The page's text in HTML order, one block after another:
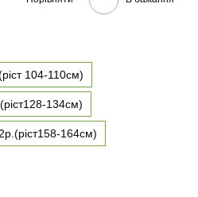
104-110см)
134см)
164см)